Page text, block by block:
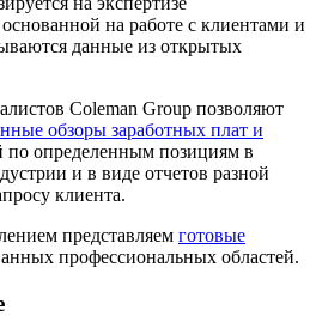
на работе с клиентами и
данные из открытых
Coleman Group позволяют
обзоры заработных плат и
по определенным позициям в
и в виде отчетов разной
клиента.
представляем готовые
профессиональных областей.